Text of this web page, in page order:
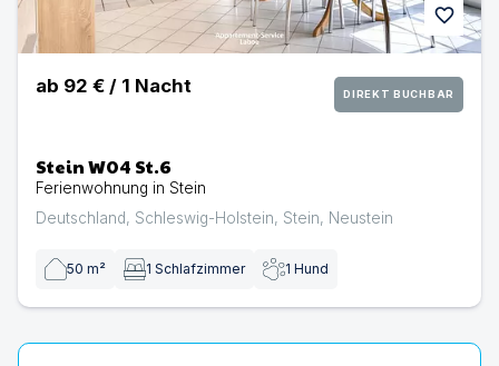
favorite
ab 92 € / 1 Nacht DIREKT BUCHBAR
Stein W04 St.6
Ferienwohnung in Stein
Deutschland, Schleswig-Holstein, Stein, Neustein
50 m² 1 Schlafzimmer 1 Hund